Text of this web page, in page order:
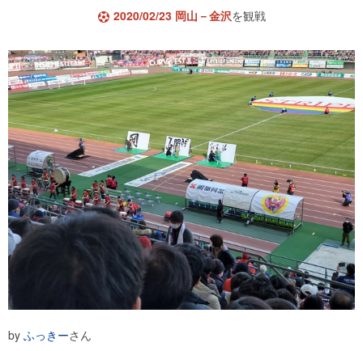
2020/02/23 岡山－金沢を観戦
by ふっきーさん